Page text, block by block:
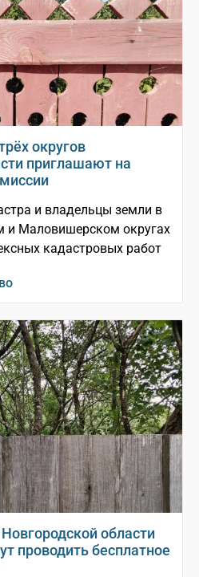
округов
приглашают на
и владельцы земли в
и Маловишерском округах
кадастровых работ
области
проводить бесплатное